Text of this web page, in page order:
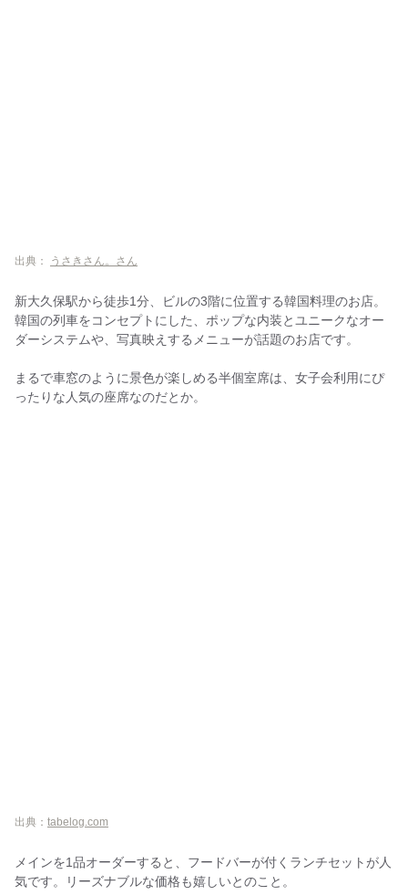
出典： うさきさん。さん
新大久保駅から徒歩1分、ビルの3階に位置する韓国料理のお店。
韓国の列車をコンセプトにした、ポップな内装とユニークなオー
ダーシステムや、写真映えするメニューが話題のお店です。
まるで車窓のように景色が楽しめる半個室席は、女子会利用にぴ
ったりな人気の座席なのだとか。
出典： tabelog.com
メインを1品オーダーすると、フードバーが付くランチセットが人
気です。リーズナブルな価格も嬉しいとのこと。